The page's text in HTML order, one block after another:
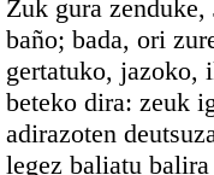
Zuk gura
baño; bada, ori
gertatuko, jazoko,
beteko dira: zeuk
adirazoten
legez baliatu